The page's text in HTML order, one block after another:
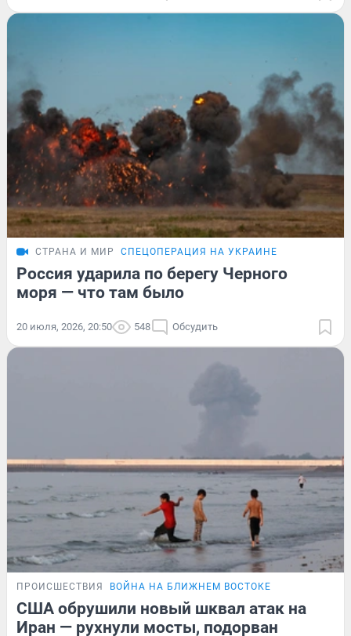
СТРАНА И МИР СПЕЦОПЕРАЦИЯ НА УКРАИНЕ
Россия ударила по берегу Черного
моря — что там было
20 июля, 2026, 20:50 548 Обсудить
ПРОИСШЕСТВИЯ ВОЙНА НА БЛИЖНЕМ ВОСТОКЕ
США обрушили новый шквал атак на
Иран — рухнули мосты, подорван